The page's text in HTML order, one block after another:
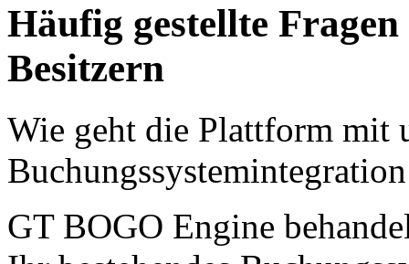
Häufig gestellte
Besitzern
Wie geht die Plattform mit
GT BOGO Engine